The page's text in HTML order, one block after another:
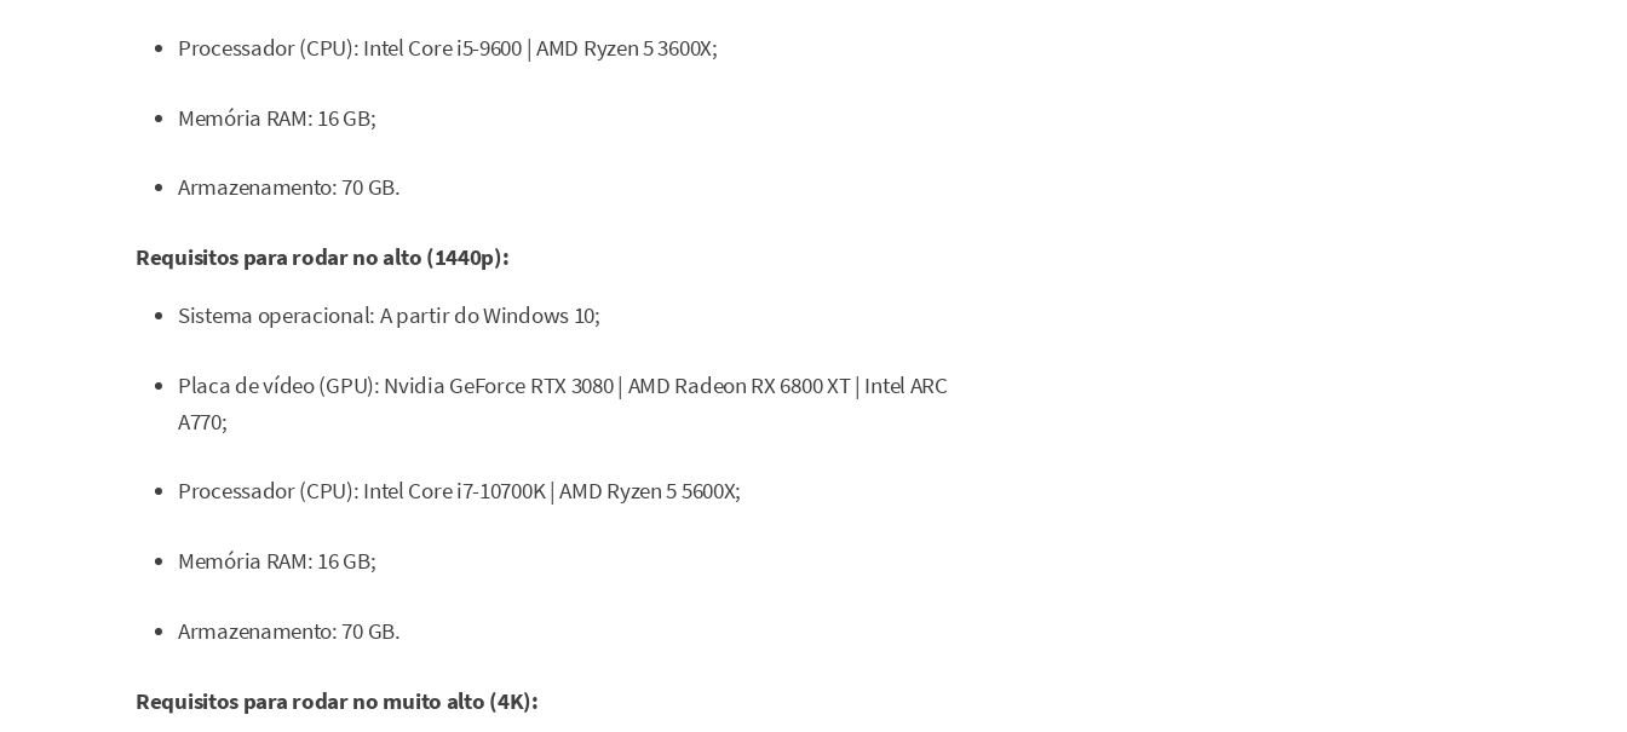
Processador (CPU): Intel Core i5-9600 | AMD Ryzen 5 3600X;
Memória RAM: 16 GB;
Armazenamento: 70 GB.
Requisitos para rodar no alto (1440p):
Sistema operacional: A partir do Windows 10;
Placa de vídeo (GPU): Nvidia GeForce RTX 3080 | AMD Radeon RX 6800 XT | Intel ARC
A770;
Processador (CPU): Intel Core i7-10700K | AMD Ryzen 5 5600X;
Memória RAM: 16 GB;
Armazenamento: 70 GB.
Requisitos para rodar no muito alto (4K):